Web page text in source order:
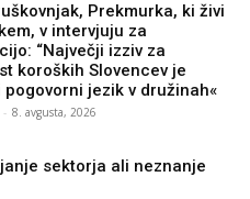
Prekmurka, ki živi
v intervjuju za
“Največji izziv za
koroških Slovencev je
pogovorni jezik v družinah«
- 8. avgusta, 2026
sektorja ali neznanje